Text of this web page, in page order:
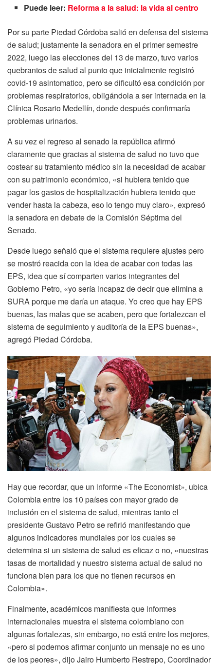
Puede leer: Reforma a la salud: la vida al centro
Por su parte Piedad Córdoba salió en defensa del sistema
de salud; justamente la senadora en el primer semestre
2022, luego las elecciones del 13 de marzo, tuvo varios
quebrantos de salud al punto que inicialmente registró
covid-19 asintomatico, pero se dificultó esa condición por
problemas respiratorios, obligándola a ser internada en la
Clínica Rosario Medellín, donde después confirmaría
problemas urinarios.
A su vez el regreso al senado la república afirmó
claramente que gracias al sistema de salud no tuvo que
costear su tratamiento médico sin la necesidad de acabar
con su patrimonio económico, «si hubiera tenido que
pagar los gastos de hospitalización hubiera tenido que
vender hasta la cabeza, eso lo tengo muy claro», expresó
la senadora en debate de la Comisión Séptima del
Senado.
Desde luego señaló que el sistema requiere ajustes pero
se mostró reacida con la idea de acabar con todas las
EPS, idea que sí comparten varios integrantes del
Gobierno Petro, «yo sería incapaz de decir que elimina a
SURA porque me daría un ataque. Yo creo que hay EPS
buenas, las malas que se acaben, pero que fortalezcan el
sistema de seguimiento y auditoría de la EPS buenas»,
agregó Piedad Córdoba.
Hay que recordar, que un informe «The Economist», ubica
Colombia entre los 10 países con mayor grado de
inclusión en el sistema de salud, mientras tanto el
presidente Gustavo Petro se refirió manifestando que
algunos indicadores mundiales por los cuales se
determina si un sistema de salud es eficaz o no, «nuestras
tasas de mortalidad y nuestro sistema actual de salud no
funciona bien para los que no tienen recursos en
Colombia».
Finalmente, académicos manifiesta que informes
internacionales muestra el sistema colombiano con
algunas fortalezas, sin embargo, no está entre los mejores,
«pero si podemos afirmar conjunto un mensaje no es uno
de los peores», dijo Jairo Humberto Restrepo, Coordinador